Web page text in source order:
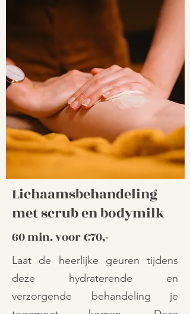
Lichaamsbehandeling
met scrub en bodymilk
60 min. voor €70,-
Laat de heerlijke geuren tijdens
deze hydraterende en
verzorgende behandeling je